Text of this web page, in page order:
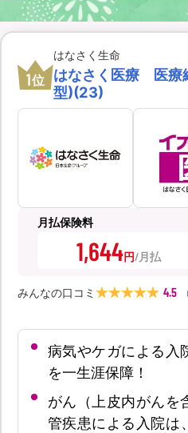
1位
はなさく生命
はなさく医療 医療
型)(23)
月払保険料
1,644円
みんなの口コミ 4.5 （
病気やケガによる入
を一生涯保障！
がん（上皮内がんを
管疾患による入院は